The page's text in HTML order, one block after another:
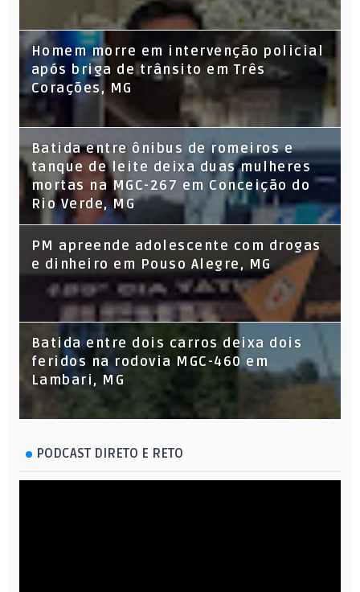
Homem morre em intervenção policial
após briga de trânsito em Três
Corações, MG
Batida entre ônibus de romeiros e
tanque de leite deixa duas mulheres
mortas na MGC-267 em Conceição do
Rio Verde, MG
PM apreende adolescente com drogas
e dinheiro em Pouso Alegre, MG
Batida entre dois carros deixa dois
feridos na rodovia MGC-460 em
Lambari, MG
PODCAST DIRETO E RETO